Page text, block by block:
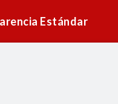
Estándar